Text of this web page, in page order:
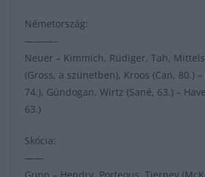
Németország:
———–
Neuer – Kimmich, Rüdiger, Tah,
(Gross, a szünetben), Kroos (Can, 80.)
74.), Gündogan, Wirtz (Sané, 63.) –
63.)
Skócia:
——